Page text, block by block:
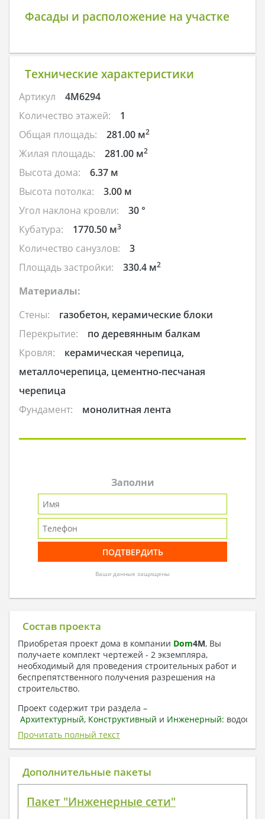
Фасады и расположение на участке
Технические характеристики
Артикул
4M6294
Количество этажей:
1
Общая площадь:
281.00 м2
Жилая площадь: 281.00 м2
Высота дома:
6.37 м
Высота потолка:
3.00 м
Угол наклона кровли:
30 °
Кубатура:
1770.50 м3
Количество санузлов:
3
Площадь застройки:
330.4 м2
Материалы:
Стены:
газобетон, керамические блоки
Перекрытие:
по деревянным балкам
Кровля:
керамическая черепица,
металлочерепица, цементно-песчаная
черепица
Фундамент:
монолитная лента
Заполни
Ваши данные защищены
Состав проекта
Приобретая проект дома в компании Dom4M, Вы
получаете комплект чертежей - 2 экземпляра,
необходимый для проведения строительных работ и
беспрепятственного получения разрешения на
строительство.
Проект содержит три раздела –
Архитектурный, Конструктивный и Инженерный:
отопление, вентиляция, канализация,
электроснабжение (приобретается за дополнительную
плату) + Пояснительная записка.
1. Архитектурный раздел:
План координационных осей
Прочитать полный текст
Дополнительные пакеты
Пакет "Инженерные сети"